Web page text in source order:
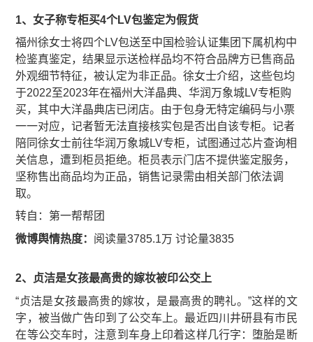
1、女子称专柜买4个LV包鉴定为假货
福州徐女士将四个LV包送至中国检验认证集团下属机构中
检鉴真鉴定，结果显示送检样品均不符合品牌方已售商品
外观细节特征，被认定为非正品。徐女士介绍，这些包均
于2022至2023年在福州大洋晶典、华润万象城LV专柜购
买，其中大洋晶典店已闭店。由于包身无特定编码与小票
一一对应，记者暂无法直接核实包是否出自该专柜。记者
陪同徐女士前往华润万象城LV专柜，试图通过芯片查询相
关信息，遭到柜员拒绝。柜员表示门店不提供鉴定服务，
坚称售出商品均为正品，销售记录需由相关部门依法调
取。
​转自：第一帮帮团
微博舆情热度： 阅读量3785.1万 讨论量3835
2、贞洁是女孩最高贵的嫁妆被印公交上
“贞洁是女孩最高贵的嫁妆，是最高贵的聘礼。”这样的文
字，被当做广告印到了公交车上。最近四川井研县有市民
在等公交车时，注意到车身上印着这样几行字：堕胎是断